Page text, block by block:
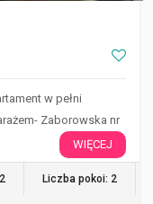
w pełni
Zaborowska nr
WIĘCEJ
Liczba pokoi: 2